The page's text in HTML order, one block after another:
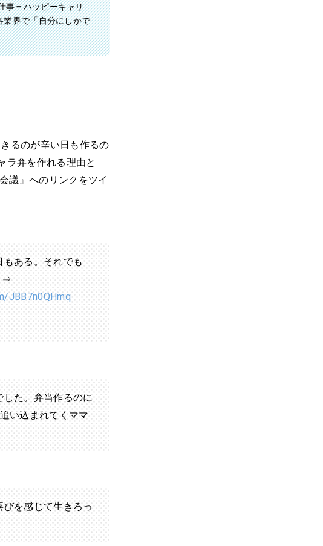
事＝ハッピーキャリ
業界で「自分にしかで
るのが辛い日も作るの
ラ弁を作れる理由と
議』へのリンクをツイ
ある。それでも
⇒
JBB7n0QHmq
た。弁当作るのに
い込まれてくママ
を感じて生きろっ